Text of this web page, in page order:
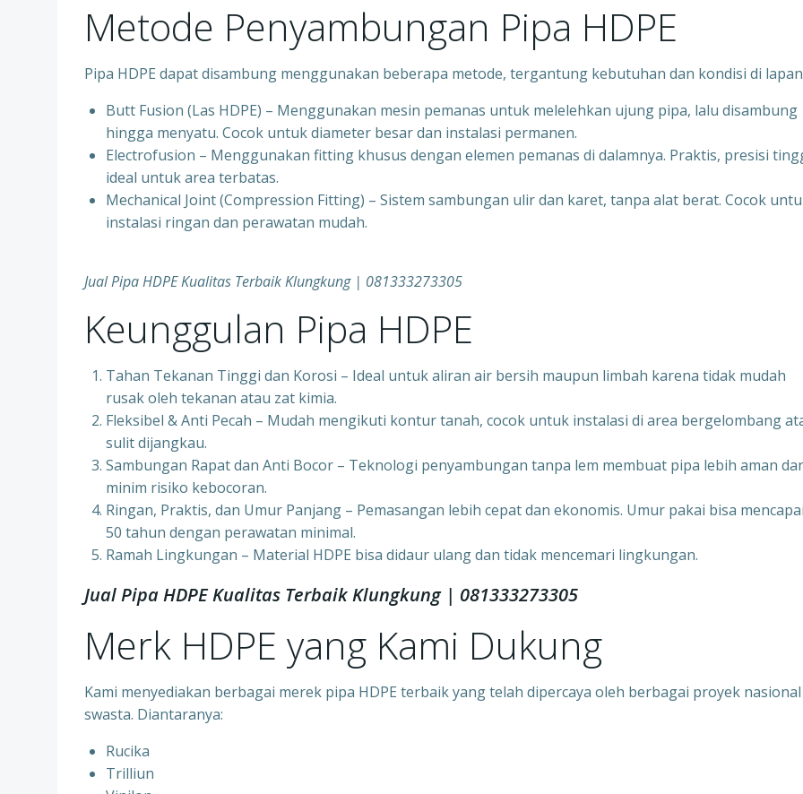
Metode Penyambungan Pipa HDPE
Pipa HDPE dapat disambung menggunakan beberapa metode, tergantung kebutuhan dan kondisi di
Butt Fusion (Las HDPE) – Menggunakan mesin pemanas untuk melelehkan ujung pipa, lalu disambung
hingga menyatu. Cocok untuk diameter besar dan instalasi permanen.
Electrofusion – Menggunakan fitting khusus dengan elemen pemanas di dalamnya. Praktis, presisi
ideal untuk area terbatas.
Mechanical Joint (Compression Fitting) – Sistem sambungan ulir dan karet, tanpa alat berat. Cocok
instalasi ringan dan perawatan mudah.
Jual Pipa HDPE Kualitas Terbaik Klungkung | 081333273305
Keunggulan Pipa HDPE
Tahan Tekanan Tinggi dan Korosi – Ideal untuk aliran air bersih maupun limbah karena tidak mudah
rusak oleh tekanan atau zat kimia.
Fleksibel & Anti Pecah – Mudah mengikuti kontur tanah, cocok untuk instalasi di area bergelombang
sulit dijangkau.
Sambungan Rapat dan Anti Bocor – Teknologi penyambungan tanpa lem membuat pipa lebih aman
minim risiko kebocoran.
Ringan, Praktis, dan Umur Panjang – Pemasangan lebih cepat dan ekonomis. Umur pakai bisa mencapai
50 tahun dengan perawatan minimal.
Ramah Lingkungan – Material HDPE bisa didaur ulang dan tidak mencemari lingkungan.
Jual Pipa HDPE Kualitas Terbaik Klungkung | 081333273305
Merk HDPE yang Kami Dukung
Kami menyediakan berbagai merek pipa HDPE terbaik yang telah dipercaya oleh berbagai proyek
swasta. Diantaranya:
Rucika
Trilliun